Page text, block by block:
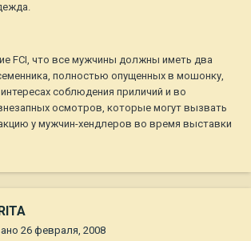
FCI, что все мужчины должны иметь два
полностью опущенных в мошонку,
соблюдения приличий и во
осмотров, которые могут вызвать
у мужчин-хендлеров во время выставки
26 февраля, 2008